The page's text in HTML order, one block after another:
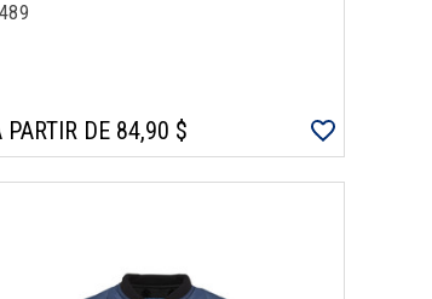
PARTIR DE 84,90 $